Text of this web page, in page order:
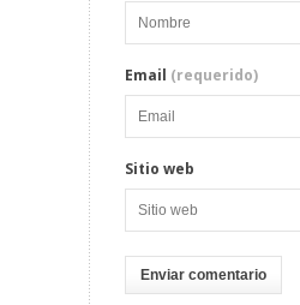
Email (requerido)
Sitio web